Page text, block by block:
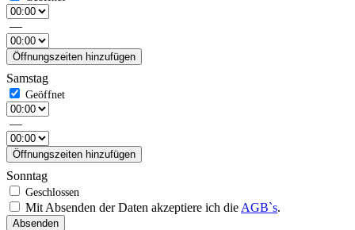
—
Öffnungszeiten hinzufügen
Samstag
—
Öffnungszeiten hinzufügen
Sonntag
Mit Absenden der Daten akzeptiere ich die AGB`s.
Absenden